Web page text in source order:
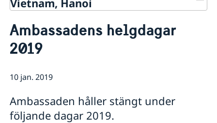
Om oss
GDPR - Dataskyddspolicy
Så stöttar vi svenska företag
Team Sweden
Så kan du få stöd
Svenska företag i Vietnam
Anmäl handelshinder
Nyheter
Ambassadens helgdagar
2019
10 jan. 2019
Ambassaden håller stängt under
följande dagar 2019.